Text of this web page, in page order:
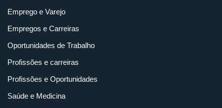
Emprego e Varejo
Empregos e Carreiras
Oportunidades de Trabalho
Profissões e carreiras
Profissões e Oportunidades
Saúde e Medicina